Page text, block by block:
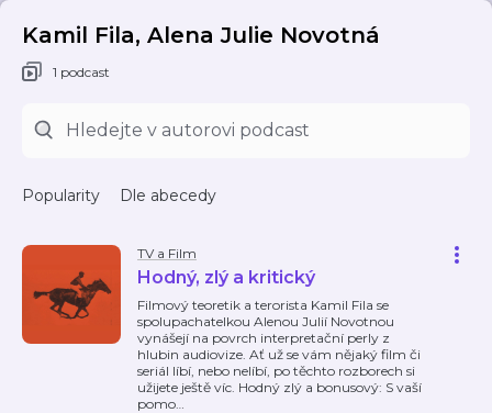
Kamil Fila, Alena Julie Novotná
1 podcast
Popularity Dle abecedy
TV a Film
Hodný, zlý a kritický
Filmový teoretik a terorista Kamil Fila se
spolupachatelkou Alenou Julií Novotnou
vynášejí na povrch interpretační perly z
hlubin audiovize. Ať už se vám nějaký film či
seriál líbí, nebo nelíbí, po těchto rozborech si
užijete ještě víc. Hodný zlý a bonusový: S vaší
pomo…